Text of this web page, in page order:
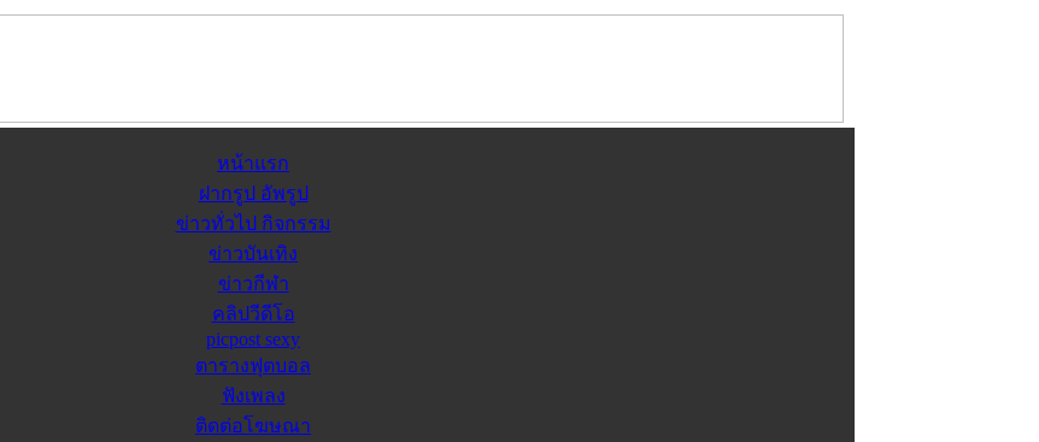
หน้าแรก
ฝากรูป อัพรูป
ข่าวทั่วไป กิจกรรม
ข่าวบันเทิง
ข่าวกีฬา
คลิปวีดีโอ
picpost sexy
ตารางฟุตบอล
ฟังเพลง
ติดต่อโฆษณา